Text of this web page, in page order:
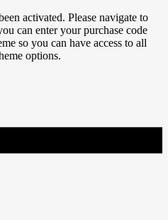
activated. Please navigate to
can enter your purchase code
so you can have access to all
options.